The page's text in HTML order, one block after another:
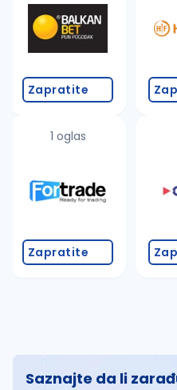
Takođe možete da:
proverite
promenite
Zapratite
1 oglas
Zapratite
Saznajte da li